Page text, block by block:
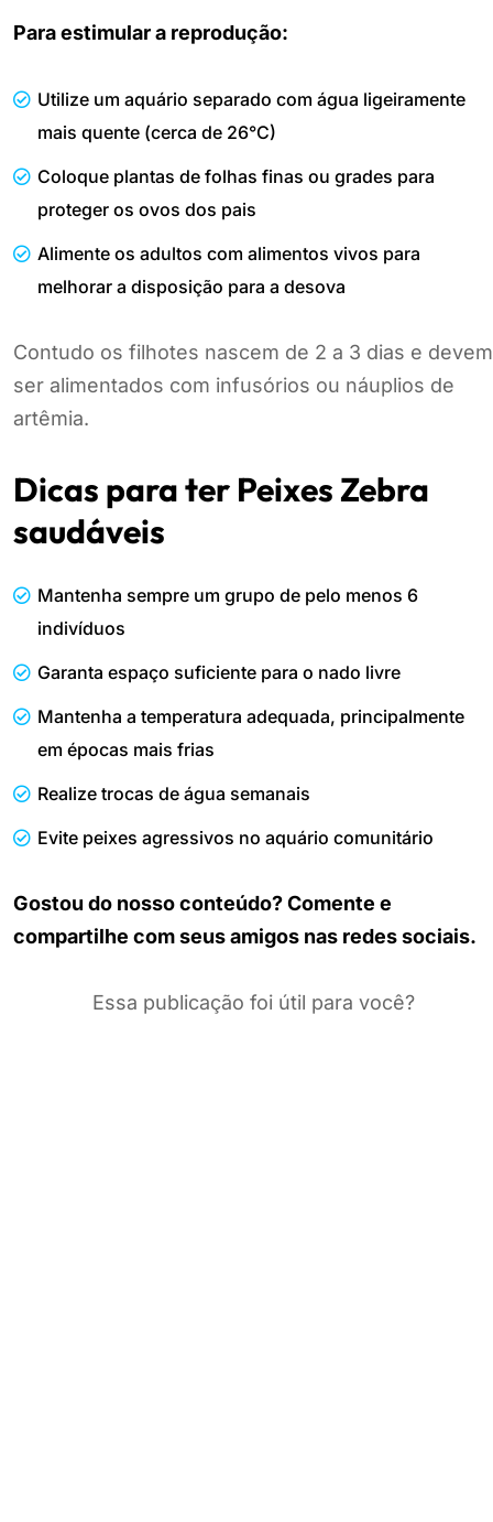
Para estimular a reprodução:
Utilize um aquário separado com água ligeiramente
mais quente (cerca de 26°C)
Coloque plantas de folhas finas ou grades para
proteger os ovos dos pais
Alimente os adultos com alimentos vivos para
melhorar a disposição para a desova
Contudo os filhotes nascem de 2 a 3 dias e devem
ser alimentados com infusórios ou náuplios de
artêmia.
Dicas para ter Peixes Zebra
saudáveis
Mantenha sempre um grupo de pelo menos 6
indivíduos
Garanta espaço suficiente para o nado livre
Mantenha a temperatura adequada, principalmente
em épocas mais frias
Realize trocas de água semanais
Evite peixes agressivos no aquário comunitário
Gostou do nosso conteúdo? Comente e
compartilhe com seus amigos nas redes sociais.
Essa publicação foi útil para você?